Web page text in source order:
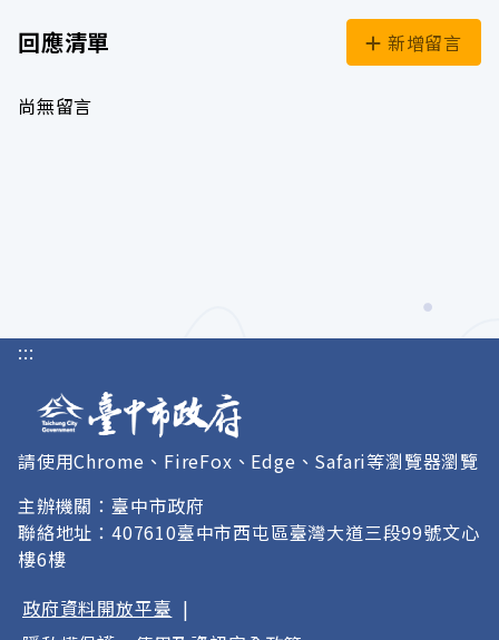
回應清單 新增留言
尚無留言
:::
請使用Chrome、FireFox、Edge、Safari等瀏覽器瀏覽
主辦機關：臺中市政府
聯絡地址：407610臺中市西屯區臺灣大道三段99號文心
樓6樓
政府資料開放平臺 |